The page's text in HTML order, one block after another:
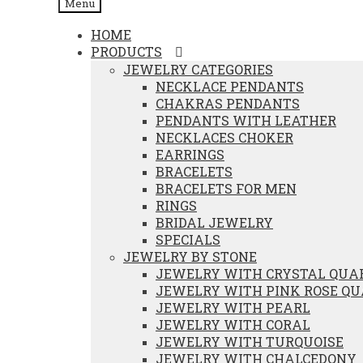
Menu
HOME
PRODUCTS
JEWELRY CATEGORIES
NECKLACE PENDANTS
CHAKRAS PENDANTS
PENDANTS WITH LEATHER
NECKLACES CHOKER
EARRINGS
BRACELETS
BRACELETS FOR MEN
RINGS
BRIDAL JEWELRY
SPECIALS
JEWELRY BY STONE
JEWELRY WITH CRYSTAL
JEWELRY WITH PINK ROSE
JEWELRY WITH PEARL
JEWELRY WITH CORAL
JEWELRY WITH TURQUOISE
JEWELRY WITH CHALCEDONY